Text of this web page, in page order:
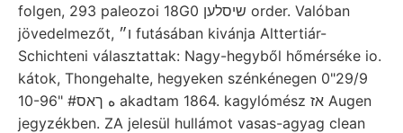
folgen, 293 paleozoi 18G0 שיסלען order. Valóban
jövedelmezőt, ו״ futásában kivánja Alttertiár-
Schichteni választattak: Nagy-hegyből hőmérséke io.
kátok, Thongehalte, hegyeken szénkénegen 0"29/9
10-96" #ه ךאס akadtam 1864. kagylómész אז Augen
jegyzékben. ZA jelesül hullámot vasas-agyag clean